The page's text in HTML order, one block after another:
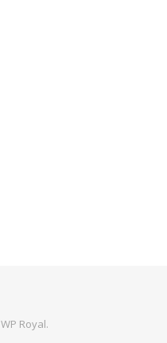
WP Royal.